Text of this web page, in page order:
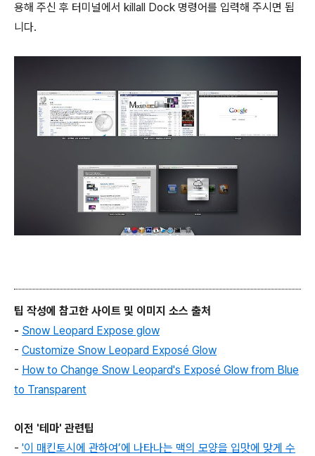
용해 주신 후 터미널에서 killall Dock 명령어를 입력해 주시면 됩
니다.
팁 작성에 참고한 사이트 및 이미지 소스 출처
- Snow Leopard Expose glow
- Customize Snow Leopard Exposé Glow
- How to Change Snow Leopard's Exposé Glow from Blue
to Transparent
이전 '테마' 관련팁
- '이 매킨토시에 관하여’에 나타나는 맥의 모양을 입맛에 맞게 수